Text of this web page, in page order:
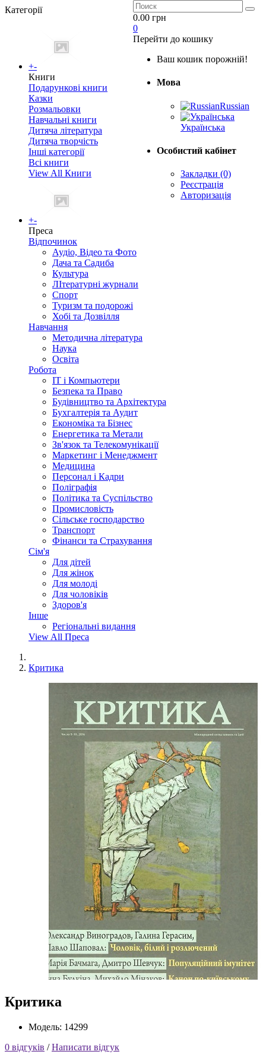
Категорії
+-
Книги
Подарункові книги
Казки
Розмальовки
Навчальні книги
Дитяча література
Дитяча творчість
Інші категорії
Всі книги
View All Книги
+-
Преса
Відпочинок
Аудіо, Відео та Фото
Дача та Садиба
Культура
ЛІтературні журнали
Спорт
Туризм та подорожі
Хобі та Дозвілля
Навчання
Методична література
Наука
Освіта
Робота
IT і Компьютери
Безпека та Право
Будівництво та Архітектура
Бухгалтерія та Аудит
Економіка та Бізнес
Енергетика та Метали
Зв'язок та Телекомунікації
Маркетинг і Менеджмент
Медицина
Персонал і Кадри
Поліграфія
Політика та Суспільство
Промисловість
Сільське господарство
Транспорт
Фінанси та Страхування
Сім'я
Для дітей
Для жінок
Для молоді
Для чоловіків
Здоров'я
Інше
Регіональні видання
View All Преса
0.00 грн
0
Перейти до кошику
Ваш кошик порожній!
Мова
Russian
Українська
Особистий кабінет
Закладки (0)
Реєстрація
Авторизація
Критика
Критика
Модель: 14299
0 відгуків /Написати відгук